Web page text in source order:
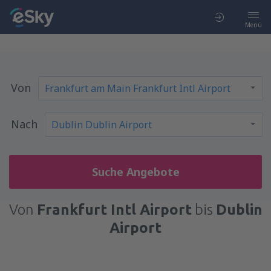
Menü
Von
Nach
Suche Angebote
Von Frankfurt Intl Airportbis Dublin
Airport